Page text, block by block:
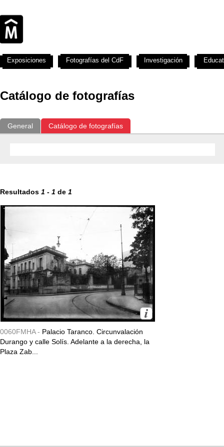
Catálogo de fotografías
General Catálogo de fotografías
Resultados 1 - 1 de 1
0060FMHA - Palacio Taranco. Circunvalación
Durango y calle Solís. Adelante a la derecha, la
Plaza Zab...
Exposiciones Fotografías del CdF Investigación